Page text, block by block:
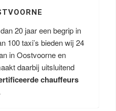
20 jaar een begrip in
100 taxi’s bieden wij 24
in Oostvoorne en
daarbij uitsluitend
chauffeurs